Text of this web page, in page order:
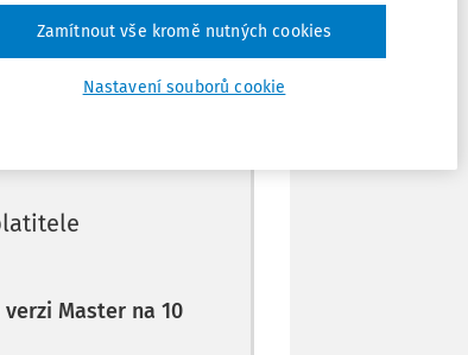
předplatné? Přihlaste se
Master na 10
Nastavení souborů cookie
Zamítnout vše kromě nutných cookies